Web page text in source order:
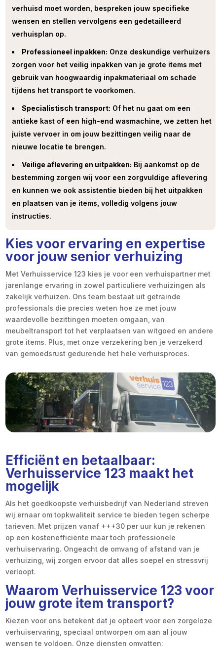
verhuisd moet worden, bespreken jouw specifieke
wensen en stellen vervolgens een gedetailleerd
verhuisplan op.
Professioneel inpakken: Onze deskundige verhuizers
zorgen voor het veilig inpakken van je grote items met
gebruik van hoogwaardig inpakmateriaal om schade
tijdens het transport te voorkomen.
Specialistisch transport: Of het nu gaat om een
antieke kast of een high-end wasmachine, we zetten het
juiste vervoer in om jouw bezittingen veilig naar de
nieuwe locatie te brengen.
Veilige aflevering en uitpakken: Bij aankomst op de
bestemming zorgen wij voor een zorgvuldige aflevering
en kunnen we ook assistentie bieden bij het uitpakken
en plaatsen van je items, volledig volgens jouw
instructies.
Kies voor ervaring en expertise
voor jouw senior verhuizing
Met Verhuisservice 123 kies je voor een verhuispartner met
jarenlange ervaring in zowel particuliere verhuizingen als
zakelijk verhuizen. Ons team bestaat uit getrainde
professionals die precies weten hoe ze met jouw
waardevolle bezittingen moeten omgaan, van
meubeltransport tot het verplaatsen van witgoed en andere
grote items. Plus, met onze verzekering ben je verzekerd
van gemoedsrust gedurende het hele verhuisproces.
Efficiënt en betaalbaar:
Verhuisservice 123 maakt het
mogelijk
Als het goedkoopste verhuisbedrijf van Nederland streven
wij ernaar om topkwaliteit service te bieden tegen scherpe
tarieven. Met prijzen vanaf +++30 per uur kun je rekenen
op een kostenefficiënte maar toch professionele
verhuiservaring. Ongeacht de omvang of afstand van je
verhuizing, wij zorgen ervoor dat alles soepel en stressvrij
verloopt.
Waarom Verhuisservice 123 voor
jouw grote item transport?
Kiezen voor ons betekent dat je opteert voor een zorgeloze
verhuiservaring, speciaal ontworpen om aan al jouw
wensen te voldoen. Onze diensten omvatten: